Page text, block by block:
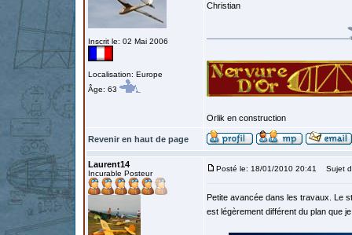
Inscrit le: 02 Mai 2006
Localisation: Europe
Âge: 63
Christian
Orlik en construction
Revenir en haut de page
Laurent14
Incurable Posteur
Posté le: 18/01/2010 20:41 Sujet
Petite avancée dans les travaux. Le
est légèrement différent du plan que